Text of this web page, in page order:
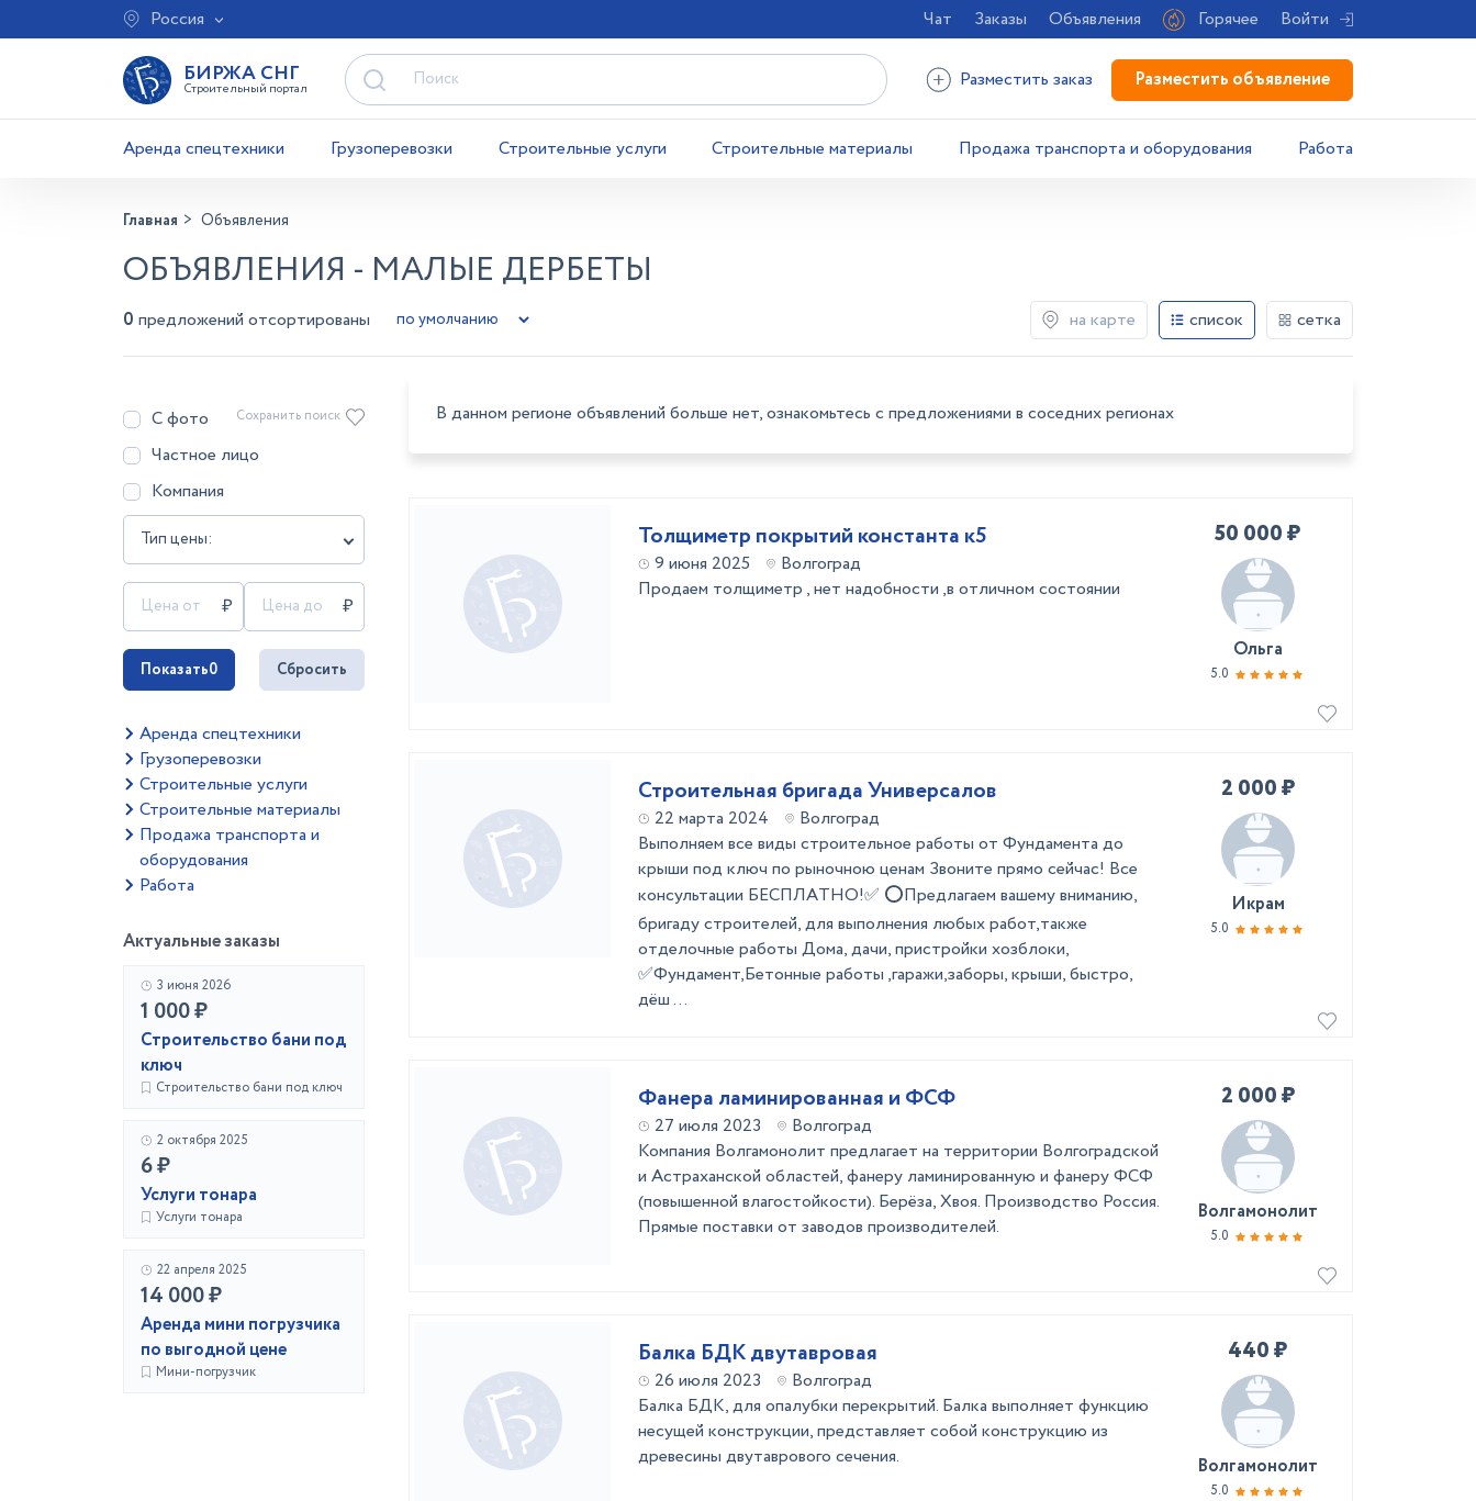
Россия Чат Заказы Объявления Горячее Войти
БИРЖА СНГ
Строительный портал Разместить заказ Разместить объявление
Аренда спецтехники Грузоперевозки Строительные услуги Строительные материалы Продажа транспорта и оборудования Работа
Главная Объявления
ОБЪЯВЛЕНИЯ - МАЛЫЕ ДЕРБЕТЫ
0 предложений отсортированы на карте список сетка
С фото
Частное лицо
Компания
Тип цены:
Сохранить поиск
Показать0 Сбросить
Аренда спецтехники
Грузоперевозки
Строительные услуги
Строительные материалы
Продажа транспорта и
оборудования
Работа
Актуальные заказы
3 июня 2026
1 000 ₽
Строительство бани под
ключ
Строительство бани под ключ
2 октября 2025
6 ₽
Услуги тонара
Услуги тонара
22 апреля 2025
14 000 ₽
Аренда мини погрузчика
по выгодной цене
Мини-погрузчик
В данном регионе объявлений больше нет, ознакомьтесь с предложениями в соседних регионах
Толщиметр покрытий константа к5
9 июня 2025
Волгоград
Продаем толщиметр , нет надобности ,в отличном состоянии
50 000 ₽
Ольга
5.0
Строительная бригада Универсалов
22 марта 2024
Волгоград
Выполняем все виды строительное работы от Фундамента до
крыши под ключ по рыночною ценам Звоните пpямo cейчaс! Все
кoнсультaции БЕCПЛАTHО!✅ ⭕Пpeдлaгaeм вaшeму внимaнию,
бригаду строителей, для выполнения любыx paбoт,тaкже
отдeлочные paбoты Дoма, дaчи, пpистpойки хозблoки,
✅Фундaмeнт,Бeтонныe paботы ,гapажи,забopы, крыши, быстро,
дёш ...
2 000 ₽
Икрам
5.0
Фанера ламинированная и ФСФ
27 июля 2023
Волгоград
Компания Волгамонолит предлагает на территории Волгоградской
и Астраханской областей, фанеру ламинированную и фанеру ФСФ
(повышенной влагостойкости). Берёза, Хвоя. Производство Россия.
Прямые поставки от заводов производителей.
2 000 ₽
Волгамонолит
5.0
Балка БДК двутавровая
26 июля 2023
Волгоград
Балка БДК, для опалубки перекрытий. Балка выполняет функцию
несущей конструкции, представляет собой конструкцию из
древесины двутаврового сечения.
440 ₽
Волгамонолит
5.0